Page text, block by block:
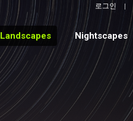
로그인
Landscapes Nightscapes